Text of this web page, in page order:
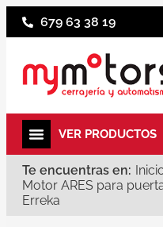
679 63 38 19
Te encuentras en:
Motor ARES para
Erreka